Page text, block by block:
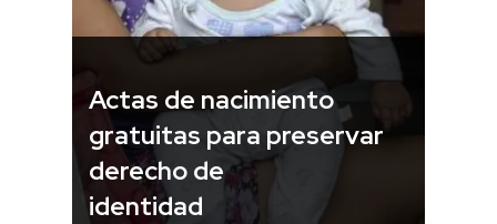
Actas de nacimiento
gratuitas para preservar
derecho de
identidad